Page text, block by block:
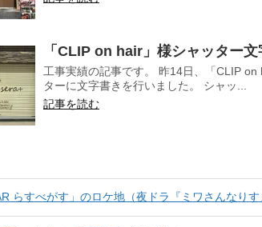
「CLIP on hair」様シャッター文
工事実績の記事です。 昨14日、「CLIP
ターに文字書きを行いました。 シャッ...
記事を読む
らすべがす」のロケ地（夜ドラ『ミワさんなりす